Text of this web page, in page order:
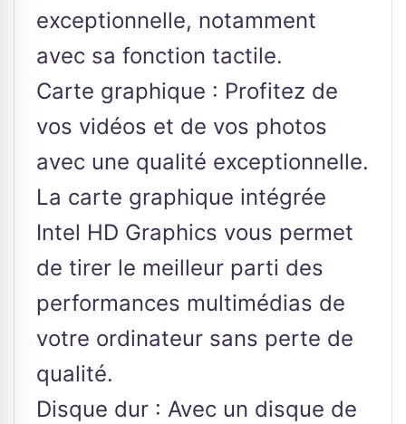
exceptionnelle, notamment
avec sa fonction tactile.
Carte graphique : Profitez de
vos vidéos et de vos photos
avec une qualité exceptionnelle.
La carte graphique intégrée
Intel HD Graphics vous permet
de tirer le meilleur parti des
performances multimédias de
votre ordinateur sans perte de
qualité.
Disque dur : Avec un disque de